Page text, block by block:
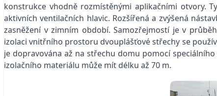
konstrukce vhodně rozmístěnými aplikačními otvory.
aktivních ventilačních hlavic. Rozšířená a zvýšená
zasněžení v zimním období. Samozřejmostí je v
izolaci vnitřního prostoru dvouplášťové střechy se
je dopravována až na střechu domu pomocí
izolačního materiálu může mít délku až 70 m.